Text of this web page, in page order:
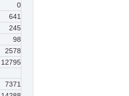
0
641
245
98
2578
12795
7371